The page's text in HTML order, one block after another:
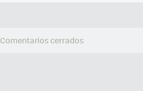
Comentarios cerrados